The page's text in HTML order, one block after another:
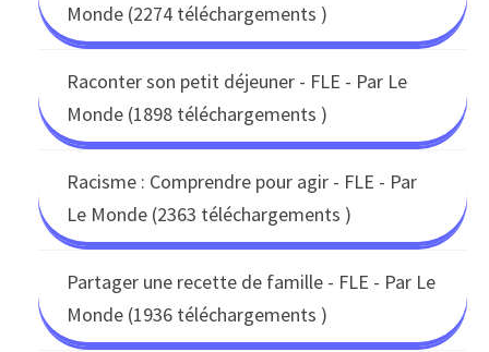
Monde (2274 téléchargements )
Raconter son petit déjeuner - FLE - Par Le
Monde (1898 téléchargements )
Racisme : Comprendre pour agir - FLE - Par
Le Monde (2363 téléchargements )
Partager une recette de famille - FLE - Par Le
Monde (1936 téléchargements )